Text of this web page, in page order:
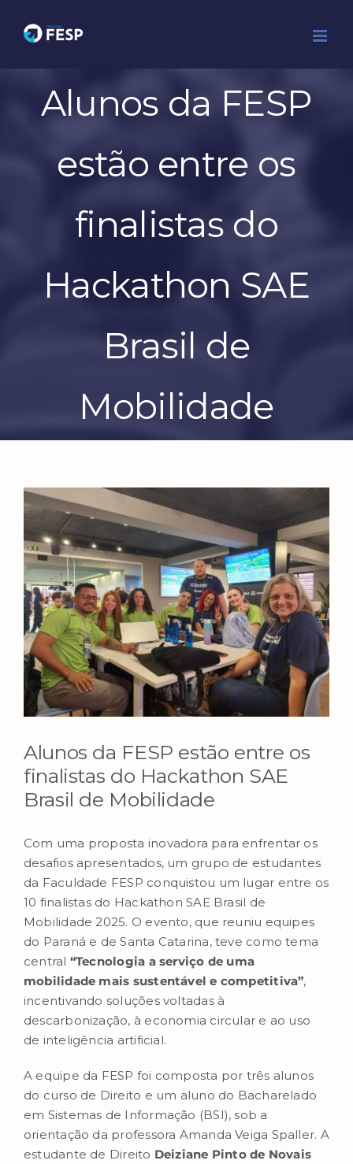
para
conteúdo
Alunos da FESP
estão entre os
finalistas do
Hackathon SAE
Brasil de
Mobilidade
View
Larger
Image
Alunos da FESP estão entre os
finalistas do Hackathon SAE
Brasil de Mobilidade
Com uma proposta inovadora para enfrentar os
desafios apresentados, um grupo de estudantes
da Faculdade FESP conquistou um lugar entre os
10 finalistas do Hackathon SAE Brasil de
Mobilidade 2025. O evento, que reuniu equipes
do Paraná e de Santa Catarina, teve como tema
central “Tecnologia a serviço de uma
mobilidade mais sustentável e competitiva”,
incentivando soluções voltadas à
descarbonização, à economia circular e ao uso
de inteligência artificial.
A equipe da FESP foi composta por três alunos
do curso de Direito e um aluno do Bacharelado
em Sistemas de Informação (BSI), sob a
orientação da professora Amanda Veiga Spaller. A
estudante de Direito Deiziane Pinto de Novais